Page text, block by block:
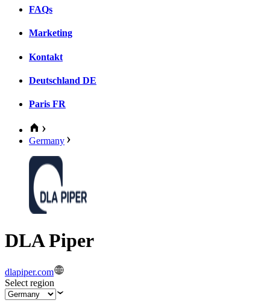
FAQs
Marketing
Kontakt
Deutschland DE
Paris FR
Germany
DLA Piper
dlapiper.com
Select region